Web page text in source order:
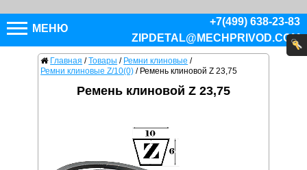
МЕНЮ
+7(499) 638-23-83
ZIPDETAL@MECHPRIVOD.COM
Главная / Товары / Ремни клиновые /
Ремни клиновые Z/10(0) / Ремень клиновой Z 23,75
Ремень клиновой Z 23,75